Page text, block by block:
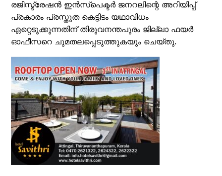
രജിസ്ട്രേഷൻ ഇൻസ്പെക്ടർ ജനറലിന്റെ അറിയിപ്പ്
പ്രകാരം പ്രസ്തുത കെട്ടിടം യഥാവിധം
ഏറ്റെടുക്കുന്നതിന് തിരുവനന്തപുരം ജില്ലാ ഫയർ
ഓഫീസറെ ചുമതലപ്പെടുത്തുകയും ചെയ്തു.